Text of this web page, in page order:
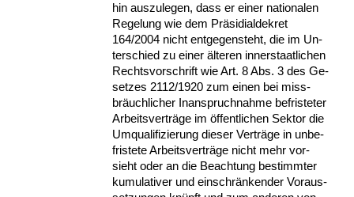
hin aus­zu­le­gen, dass er ei­ner na­tio­na­len
Re­ge­lung wie dem Präsi­di­al­de­kret
164/2004 nicht ent­ge­gen­steht, die im Un­
ter­schied zu ei­ner älte­ren in­ner­staat­li­chen
Rechts­vor­schrift wie Art. 8 Abs. 3 des Ge­
set­zes 2112/1920 zum ei­nen bei miss­
bräuch­li­cher In­an­spruch­nah­me be­fris­te­ter
Ar­beits­verträge im öffent­li­chen Sek­tor die
Um­qua­li­fi­zie­rung die­ser Verträge in un­be­
fris­te­te Ar­beits­verträge nicht mehr vor­
sieht oder an die Be­ach­tung be­stimm­ter
ku­mu­la­ti­ver und ein­schränken­der Vor­aus­